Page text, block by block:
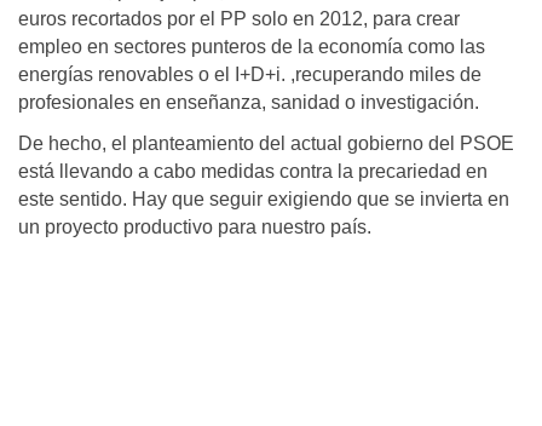
euros recortados por el PP solo en 2012, para crear
empleo en sectores punteros de la economía como las
energías renovables o el I+D+i. ,recuperando miles de
profesionales en enseñanza, sanidad o investigación.
De hecho, el planteamiento del actual gobierno del PSOE
está llevando a cabo medidas contra la precariedad en
este sentido. Hay que seguir exigiendo que se invierta en
un proyecto productivo para nuestro país.